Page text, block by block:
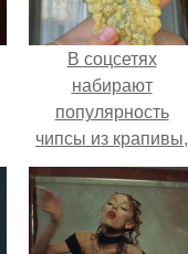
В соцсетях
набирают
популярность
чипсы из крапивы,
которые
пользователи в
комментариях
называют